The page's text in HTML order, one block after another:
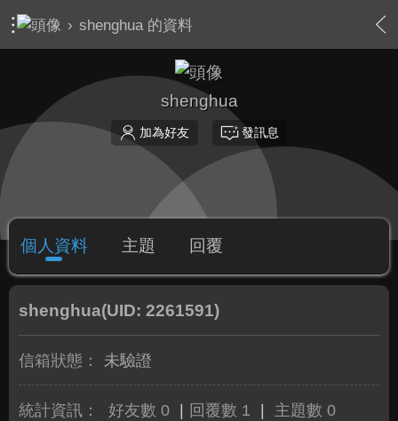
› shenghua 的資料
shenghua
加為好友 發訊息
個人資料 主題 回覆
shenghua(UID: 2261591)
信箱狀態： 未驗證
統計資訊： 好友數 0 回覆數 1 主題數 0